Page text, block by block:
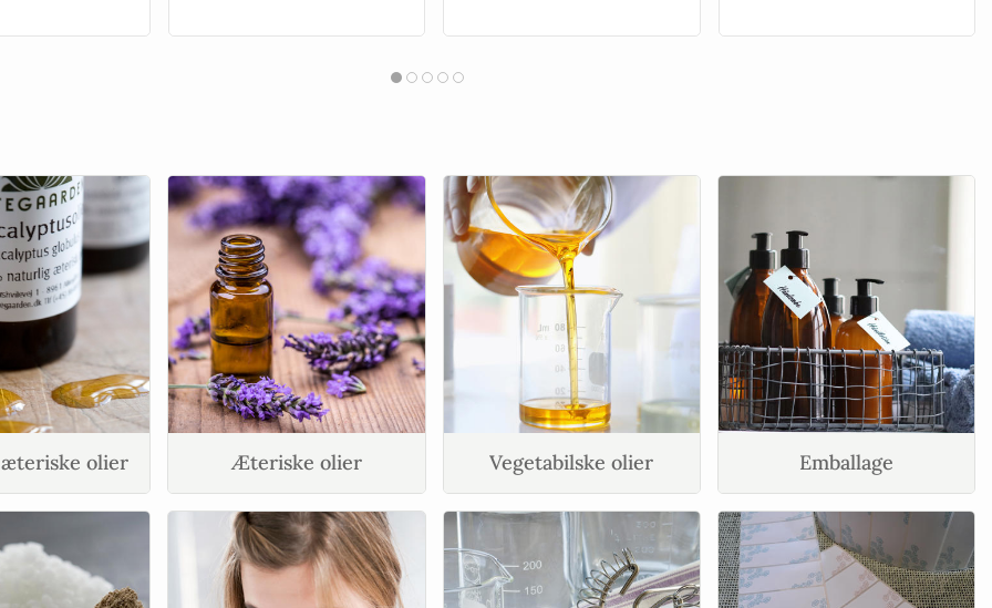
olier Æteriske olier Vegetabilske olier Emballage